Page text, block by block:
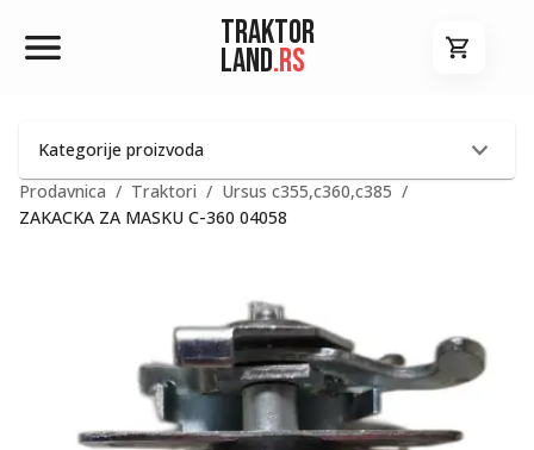
Traktor
Land.rs
Kategorije proizvoda
Prodavnica / Traktori / Ursus c355,c360,c385 /
ZAKACKA ZA MASKU C-360 04058